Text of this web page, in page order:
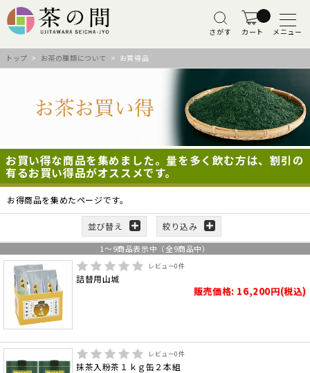
さがす カート メニュー
トップ > お茶の種類について > お買得品
お買い得な商品を集めました。量を多く飲む方は、割引の
有るお買い得品がオススメです。
お得商品を集めたページです。
並び替え 絞り込み
1 ～9商品表示中（全9商品中）
レビュー0件
詰替用山城
販売価格: 16,200円(税込)
レビュー0件
抹茶入粉茶１ｋｇ缶２本組